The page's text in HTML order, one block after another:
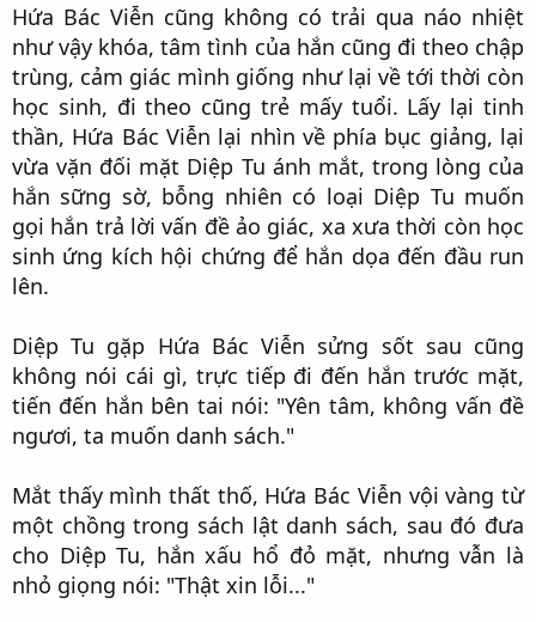
Hứa Bác Viễn cũng không có trải qua náo nhiệt
như vậy khóa, tâm tình của hắn cũng đi theo chập
trùng, cảm giác mình giống như lại về tới thời còn
học sinh, đi theo cũng trẻ mấy tuổi. Lấy lại tinh
thần, Hứa Bác Viễn lại nhìn về phía bục giảng, lại
vừa vặn đối mặt Diệp Tu ánh mắt, trong lòng của
hắn sững sờ, bỗng nhiên có loại Diệp Tu muốn
gọi hắn trả lời vấn đề ảo giác, xa xưa thời còn học
sinh ứng kích hội chứng để hắn dọa đến đầu run
lên.​
Diệp Tu gặp Hứa Bác Viễn sửng sốt sau cũng
không nói cái gì, trực tiếp đi đến hắn trước mặt,
tiến đến hắn bên tai nói: "Yên tâm, không vấn đề
ngươi, ta muốn danh sách."​
Mắt thấy mình thất thố, Hứa Bác Viễn vội vàng từ
một chồng trong sách lật danh sách, sau đó đưa
cho Diệp Tu, hắn xấu hổ đỏ mặt, nhưng vẫn là
nhỏ giọng nói: "Thật xin lỗi..."​